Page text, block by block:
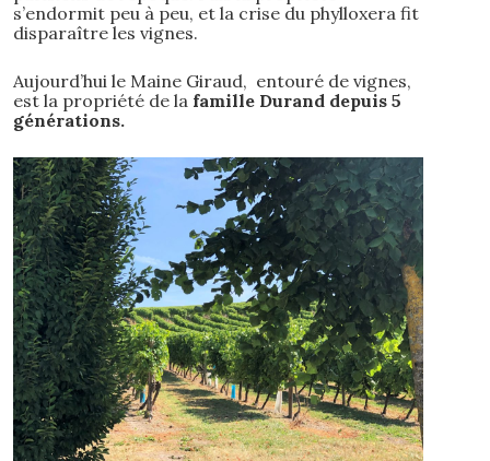
s’endormit peu à peu, et la crise du phylloxera fit
disparaître les vignes.
Aujourd’hui le Maine Giraud, entouré de vignes,
est la propriété de la famille Durand depuis 5
générations.